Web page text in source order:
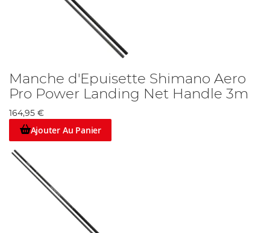
Manche d'Epuisette Shimano Aero
Pro Power Landing Net Handle 3m
164,95 €
Ajouter Au Panier